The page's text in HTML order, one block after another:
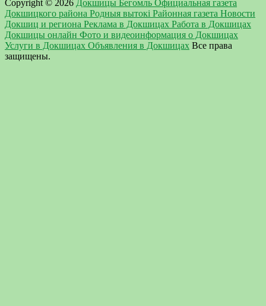
Copyright © 2026 Докшицы Бегомль Официальная газета
Докшицкого района Родныя вытокi Районная газета Новости
Докшиц и региона Реклама в Докшицах Работа в Докшицах
Докшицы онлайн Фото и видеоинформация о Докшицах
Услуги в Докшицах Объявления в Докшицах Все права
защищены.